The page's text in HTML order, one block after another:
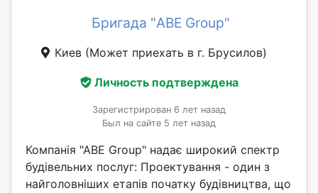
Бригада "ABE Group"
Киев (Может приехать в г. Брусилов)
Личность подтверждена
Зарегистрирован 6 лет назад
Был на сайте 5 лет назад
Компанія "АВЕ Group" надає широкий спектр
будівельних послуг: Проектування - один з
найголовніших етапів початку будівництва, що